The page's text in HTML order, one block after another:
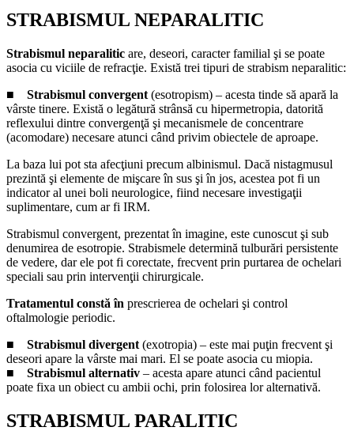
STRABISMUL NEPARALITIC
Strabismul neparalitic are, deseori, caracter familial şi se poate
asocia cu viciile de refracţie. Există trei tipuri de strabism neparalitic:
■ Strabismul convergent (esotropism) – acesta tinde să apară la
vârste tinere. Există o legătură strânsă cu hipermetropia, datorită
reflexului dintre convergenţă şi mecanismele de concentrare
(acomodare) necesare atunci când privim obiectele de aproape.
La baza lui pot sta afecţiuni precum albinismul. Dacă nistagmusul
prezintă şi elemente de mişcare în sus şi în jos, acestea pot fi un
indicator al unei boli neurologice, fiind necesare investigaţii
suplimentare, cum ar fi IRM.
Strabismul convergent, prezentat în imagine, este cunoscut şi sub
denumirea de esotropie. Strabismele determină tulburări persistente
de vedere, dar ele pot fi corectate, frecvent prin purtarea de ochelari
speciali sau prin intervenţii chirurgicale.
Tratamentul constă în prescrierea de ochelari şi control
oftalmologie periodic.
■
Strabismul divergent (exotropia) – este mai puţin frecvent şi
deseori apare la vârste mai mari. El se poate asocia cu miopia.
■ Strabismul alternativ – acesta apare atunci când pacientul
poate fixa un obiect cu ambii ochi, prin folosirea lor alternativă.
STRABISMUL PARALITIC